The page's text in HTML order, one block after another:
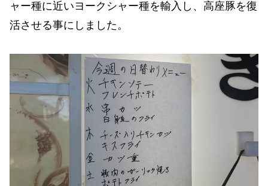
ャー種に近いヨークシャー種を輸入し、高座豚を復
活させる事にしました。